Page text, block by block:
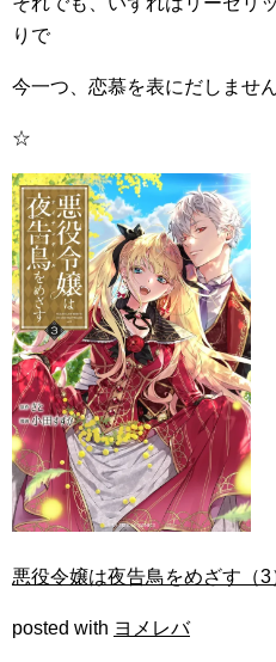
りで
今一つ、恋慕を表にだしませ
☆
悪役令嬢は夜告鳥をめざす（3
posted with ヨメレバ